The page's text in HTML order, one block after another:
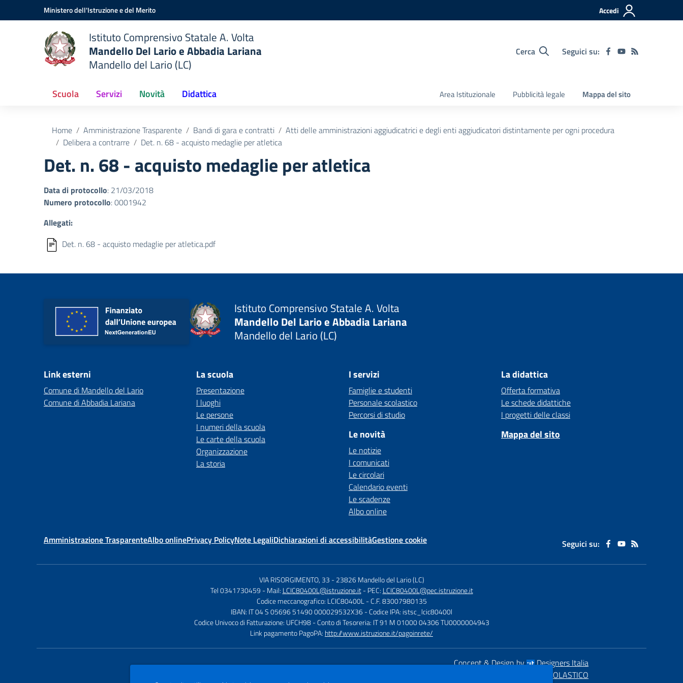
Vai ai contenuti
Vai al menu di navigazioneMinistero dell'Istruzione e del Merito Accedi
Istituto Comprensivo Statale A. Volta
Mandello Del Lario e Abbadia Lariana
Mandello del Lario (LC)
Cerca Seguici su:
Scuola Servizi Novità Didattica Area Istituzionale Pubblicità legale Mappa del sito
Home Amministrazione Trasparente Bandi di gara e contratti
Atti delle amministrazioni aggiudicatrici e degli enti aggiudicatori distintamente per ogni procedura
Delibera a contrarre
Det. n. 68 - acquisto medaglie per atletica
Det. n. 68 - acquisto medaglie per atletica
Data di protocollo: 21/03/2018
Numero protocollo: 0001942
Allegati:
Det. n. 68 - acquisto medaglie per atletica.pdf
Istituto Comprensivo Statale A. Volta
Mandello Del Lario e Abbadia Lariana
Mandello del Lario (LC)
Link esterni
Comune di Mandello del Lario
Comune di Abbadia Lariana
La scuola
Presentazione
I luoghi
Le persone
I numeri della scuola
Le carte della scuola
Organizzazione
La storia
I servizi
Famiglie e studenti
Personale scolastico
Percorsi di studio
Le novità
Le notizie
I comunicati
Le circolari
Calendario eventi
Le scadenze
Albo online
La didattica
Offerta formativa
Le schede didattiche
I progetti delle classi
Mappa del sito
Amministrazione TrasparenteAlbo onlinePrivacy PolicyNote LegaliDichiarazioni di accessibilitàGestione cookie Seguici su:
VIA RISORGIMENTO, 33 -23826 Mandello del Lario (LC)
Tel 0341730459 - Mail: LCIC80400L@istruzione.it - PEC: LCIC80400L@pec.istruzione.it
Codice meccanografico: LCIC80400L - C.F. 83007980135
IBAN: IT 04 S 05696 51490 000029532X36- Codice IPA: istsc_lcic80400l
Codice Univoco di Fatturazione: UFCH98 - Conto di Tesoreria: IT 91 M 01000 04306 TU0000004943
Link pagamento PagoPA: http://www.istruzione.it/pagoinrete/
Concept & Design by
Designers Italia
SCUOLASTICO